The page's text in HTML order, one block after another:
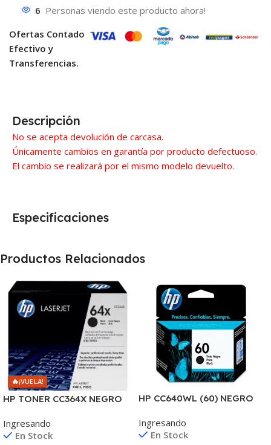
6 Personas viendo este producto ahora!
Ofertas Contado
Efectivo y
Transferencias.
Descripción
No se acepta devolución de carcasa.
Únicamente cambios en garantía por producto defectuoso.
El cambio se realizará por el mismo modelo devuelto.
Especificaciones
Productos Relacionados
🔥¡VUELA!
HP TONER CC364X NEGRO
COPIAS
Ingresando
En Stock
HP CC640WL (60) NEGRO
F4580/F4280/F4480/D110
Ingresando
En Stock